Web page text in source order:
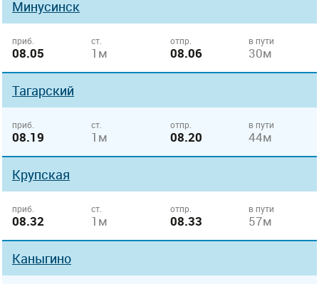
Минусинск
приб.
08.05
ст.
1м
отпр.
08.06
в пути
30м
Тагарский
приб.
08.19
ст.
1м
отпр.
08.20
в пути
44м
Крупская
приб.
08.32
ст.
1м
отпр.
08.33
в пути
57м
Каныгино